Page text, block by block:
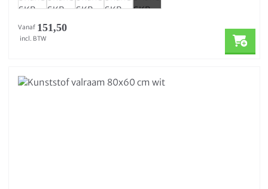
Vanaf 151,50
incl. BTW